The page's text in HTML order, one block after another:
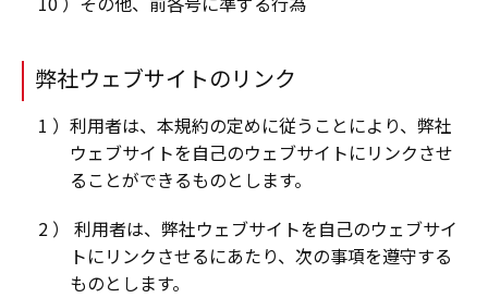
弊社ウェブサイトのリンク
利用者は、本規約の定めに従うことにより、弊社
ウェブサイトを自己のウェブサイトにリンクさせ
ることができるものとします。
利用者は、弊社ウェブサイトを自己のウェブサイ
トにリンクさせるにあたり、次の事項を遵守する
ものとします。